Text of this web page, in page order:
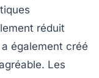
réduit
également créé
Les